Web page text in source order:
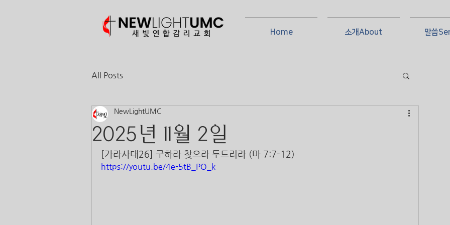
Home 소개About 말씀
All Posts
2025년 11월 2일
NewLightUMC
[가라사대26] 구하라 찾으라 두드리라 (마 7:7-12)
https://youtu.be/4e-5tB_PO_k